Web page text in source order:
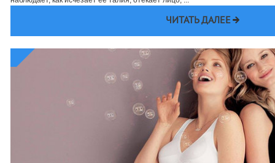
ЧИТАТЬ ДАЛЕЕ